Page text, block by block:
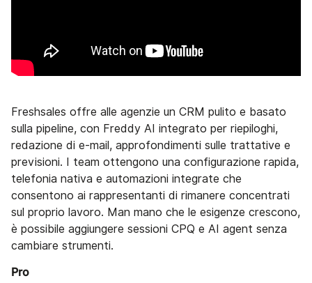
Freshsales offre alle agenzie un CRM pulito e basato
sulla pipeline, con Freddy AI integrato per riepiloghi,
redazione di e-mail, approfondimenti sulle trattative e
previsioni. I team ottengono una configurazione rapida,
telefonia nativa e automazioni integrate che
consentono ai rappresentanti di rimanere concentrati
sul proprio lavoro. Man mano che le esigenze crescono,
è possibile aggiungere sessioni CPQ e AI agent senza
cambiare strumenti.
Pro